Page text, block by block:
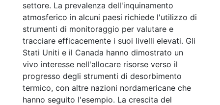
settore. La prevalenza dell'inquinamento
atmosferico in alcuni paesi richiede l'utilizzo di
strumenti di monitoraggio per valutare e
tracciare efficacemente i suoi livelli elevati. Gli
Stati Uniti e il Canada hanno dimostrato un
vivo interesse nell'allocare risorse verso il
progresso degli strumenti di desorbimento
termico, con altre nazioni nordamericane che
hanno seguito l'esempio. La crescita del